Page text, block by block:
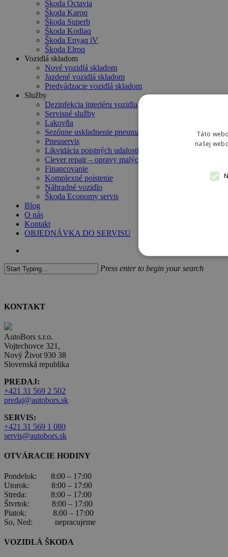
Škoda Octavia
Škoda Karoq
Škoda Superb
Škoda Kodiaq
Škoda Enyaq iV
Škoda Elroq
Vozidlá skladom
Nové vozidlá skladom
Jazdené vozidlá skladom
Predvádzacie vozidlá skladom
Služby
Dezinfekcia interiéru vozidla
Servisné služby
Lakovňa
Sezónne uskladnenie pneumatík
Pneuservis
Likvidácia poistných udalostí
Clever repair – opravy malých poškodení
Financovanie
Komplexné poistenie
Náhradné vozidlo
Škoda Economy servis
Blog
O nás
Kontakt
OBJEDNÁVKA DO SERVISU
Press enter to begin your search
KONTAKT
AutoBors s.r.o.
Vojtechovce 321,
Nový Život 930 38
Slovenská republika
PREDAJ:
+421 31 569 2 502
predaj@autobors.sk
SERVIS:
+421 31 569 1 080
servis@autobors.sk
OTVÁRACIE HODINY
Pondelok: 8:00 – 17:00
Utorok: 8:00 – 17:00
Streda: 8:00 – 17:00
Štvrtok: 8:00 – 17:00
Piatok: 8:00 – 17:00
So, Ned: nepracujeme
VOZIDLÁ ŠKODA
Táto
našej